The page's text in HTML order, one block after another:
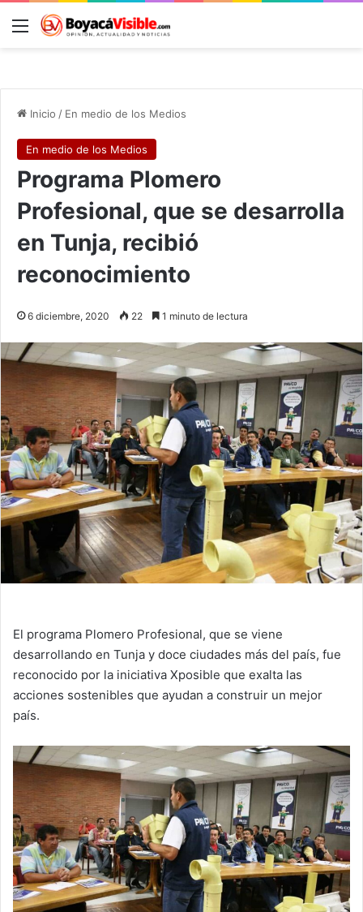
Menú
Inicio / En medio de los Medios
En medio de los Medios
Programa Plomero
Profesional, que se desarrolla
en Tunja, recibió
reconocimiento
6 diciembre, 2020 22 1 minuto de lectura
El programa Plomero Profesional, que se viene
desarrollando en Tunja y doce ciudades más del país, fue
reconocido por la iniciativa Xposible que exalta las
acciones sostenibles que ayudan a construir un mejor
país.